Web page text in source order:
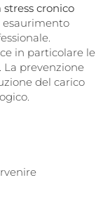
cronico
esaurimento
in particolare le
La prevenzione
del carico